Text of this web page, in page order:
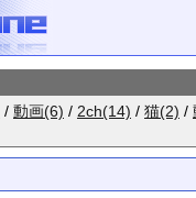
/ 動画(6) / 2ch(14) / 猫(2) /